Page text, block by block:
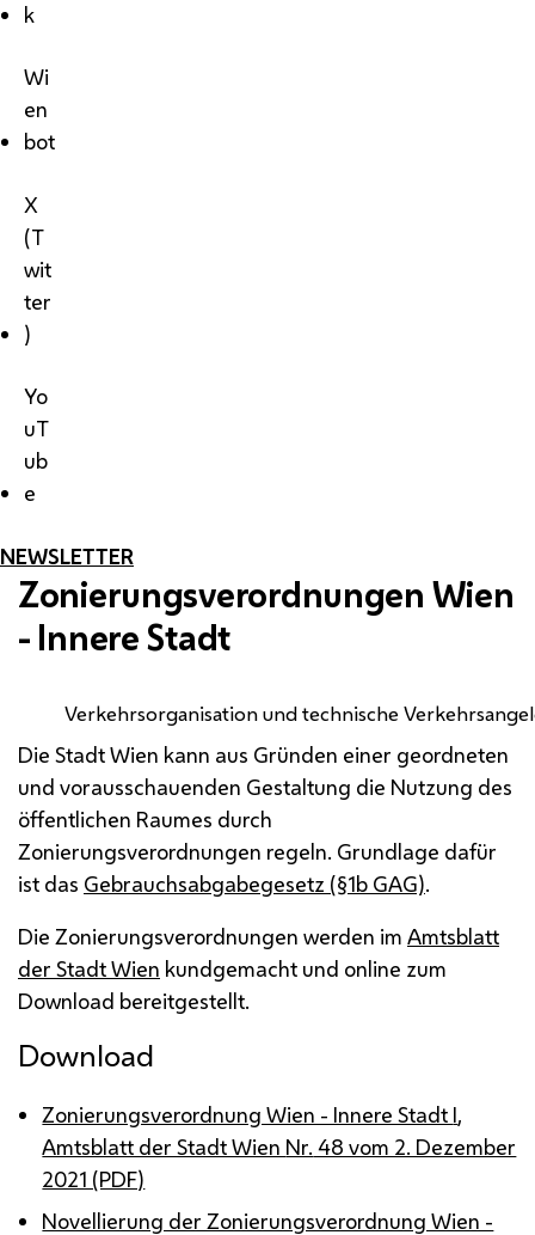
k
Wi
en
bot
X
(T
wit
ter
)
Yo
uT
ub
e
NEWSLETTER
Zonierungsverordnungen Wien
- Innere Stadt
Verkehrsorganisation und technische
Die Stadt Wien kann aus Gründen einer geordneten
und vorausschauenden Gestaltung die Nutzung des
öffentlichen Raumes durch
Zonierungsverordnungen regeln. Grundlage dafür
ist das Gebrauchsabgabegesetz (§1b GAG).
Die Zonierungsverordnungen werden im Amtsblatt
der Stadt Wien kundgemacht und online zum
Download bereitgestellt.
Download
Zonierungsverordnung Wien - Innere Stadt I,
Amtsblatt der Stadt Wien Nr. 48 vom 2. Dezember
2021 (PDF)
Novellierung der Zonierungsverordnung Wien -